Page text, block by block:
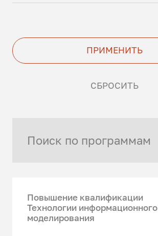
ПРИМЕНИТЬ
СБРОСИТЬ
Повышение квалификации
Технологии информационного
моделирования